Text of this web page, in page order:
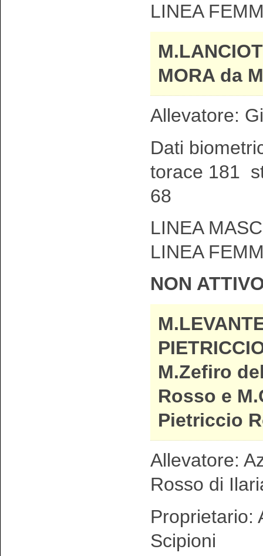
LINEA
MORA da
Allevatore:
Dati
torace 181
68
LINEA
LINEA
NON
M.Zefiro
Rosso e
Pietriccio
Allevatore:
Rosso di
Proprietario:
Scipioni